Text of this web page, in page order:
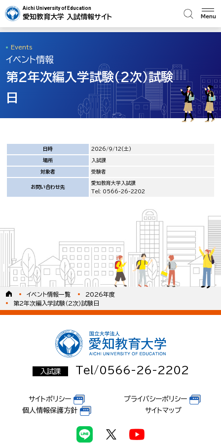
Aichi University of Education
愛知教育大学 入試情報サイト Menu
Events
イベント情報
第2年次編入学試験（2次）試験
日
日時 2026/9/12(土)
場所 入試課
対象者 受験者
お問い合わせ先
愛知教育大学入試課
Tel: 0566-26-2202
イベント情報一覧
2026年度
第2年次編入学試験（2次）試験日
入試課 Tel/0566-26-2202
サイトポリシー
プライバシーポリシー
個人情報保護方針
サイトマップ